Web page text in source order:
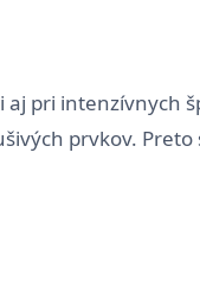
pri intenzívnych
prvkov.